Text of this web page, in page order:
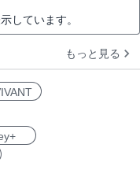
しています。
もっと見る